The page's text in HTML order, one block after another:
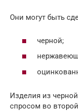
Они могут быть
черной;
Изделия из
спросом во